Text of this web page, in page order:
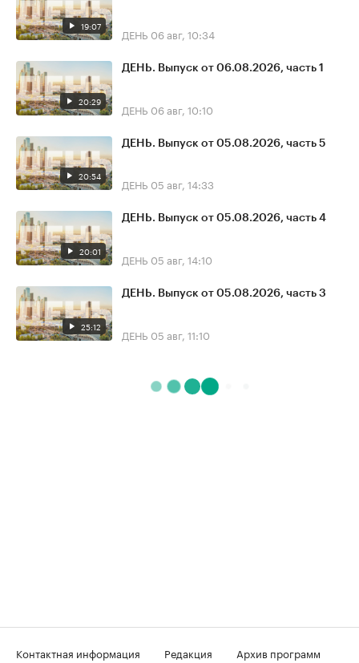
19:07 ДЕНЬ 06 авг, 10:34
20:29
ДЕНЬ. Выпуск от 06.08.2026, часть 1
ДЕНЬ 06 авг, 10:10
20:54
ДЕНЬ. Выпуск от 05.08.2026, часть 5
ДЕНЬ 05 авг, 14:33
20:01
ДЕНЬ. Выпуск от 05.08.2026, часть 4
ДЕНЬ 05 авг, 14:10
25:12
ДЕНЬ. Выпуск от 05.08.2026, часть 3
ДЕНЬ 05 авг, 11:10
Контактная информация Редакция
Архив программ